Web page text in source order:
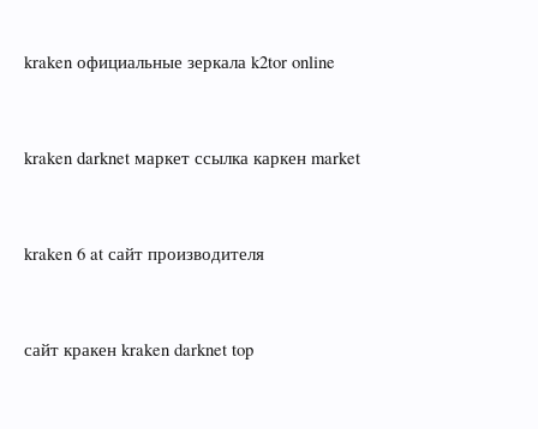
kraken официальные зеркала k2tor online
kraken darknet маркет ссылка каркен market
kraken 6 at сайт производителя
сайт кракен kraken darknet top